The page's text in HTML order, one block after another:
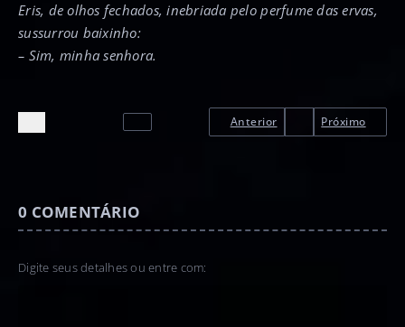
Eris, de olhos fechados, inebriada pelo perfume das ervas,
sussurrou baixinho:
– Sim, minha senhora.
Anterior Próximo
0 COMENTÁRIO
Digite seus detalhes ou entre com: